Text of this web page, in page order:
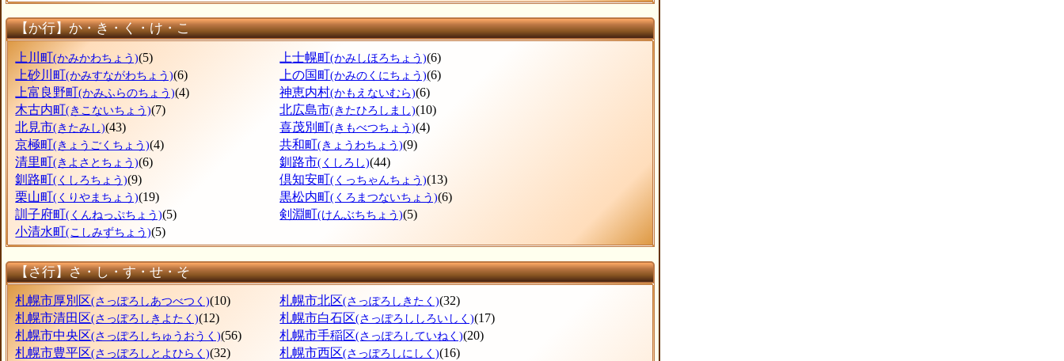
【か行】か・き・く・け・こ
上川町(かみかわちょう)(5) 上士幌町(かみしほろちょう)(6)
上砂川町(かみすながわちょう)(6) 上の国町(かみのくにちょう)(6)
上富良野町(かみふらのちょう)(4) 神恵内村(かもえないむら)(6)
木古内町(きこないちょう)(7) 北広島市(きたひろしまし)(10)
北見市(きたみし)(43) 喜茂別町(きもべつちょう)(4)
京極町(きょうごくちょう)(4) 共和町(きょうわちょう)(9)
清里町(きよさとちょう)(6) 釧路市(くしろし)(44)
釧路町(くしろちょう)(9) 倶知安町(くっちゃんちょう)(13)
栗山町(くりやまちょう)(19) 黒松内町(くろまつないちょう)(6)
訓子府町(くんねっぷちょう)(5) 剣淵町(けんぶちちょう)(5)
小清水町(こしみずちょう)(5)
【さ行】さ・し・す・せ・そ
札幌市厚別区(さっぽろしあつべつく)(10) 札幌市北区(さっぽろしきたく)(32)
札幌市清田区(さっぽろしきよたく)(12) 札幌市白石区(さっぽろししろいしく)(17)
札幌市中央区(さっぽろしちゅうおうく)(56) 札幌市手稲区(さっぽろしていねく)(20)
札幌市豊平区(さっぽろしとよひらく)(32) 札幌市西区(さっぽろしにしく)(16)